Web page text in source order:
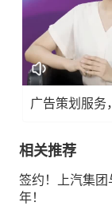
广告策划服务
相关推荐
签约！上汽集
年！